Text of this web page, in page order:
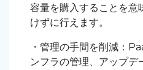
容量を購入することを意
けずに行えます。
・管理の手間を削減：
ンフラの管理、アップデ